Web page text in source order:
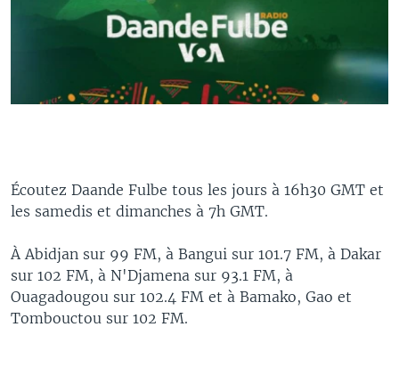
Écoutez Daande Fulbe tous les jours à 16h30 GMT et
les samedis et dimanches à 7h GMT.
À Abidjan sur 99 FM, à Bangui sur 101.7 FM, à Dakar
sur 102 FM, à N'Djamena sur 93.1 FM, à
Ouagadougou sur 102.4 FM et à Bamako, Gao et
Tombouctou sur 102 FM.